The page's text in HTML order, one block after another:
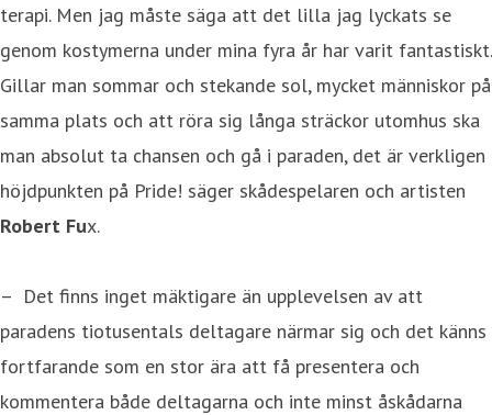
terapi. Men jag måste säga att det lilla jag lyckats se
genom kostymerna under mina fyra år har varit fantastiskt.
Gillar man sommar och stekande sol, mycket människor på
samma plats och att röra sig långa sträckor utomhus ska
man absolut ta chansen och gå i paraden, det är verkligen
höjdpunkten på Pride! säger skådespelaren och artisten
Robert Fux.
– Det finns inget mäktigare än upplevelsen av att
paradens tiotusentals deltagare närmar sig och det känns
fortfarande som en stor ära att få presentera och
kommentera både deltagarna och inte minst åskådarna